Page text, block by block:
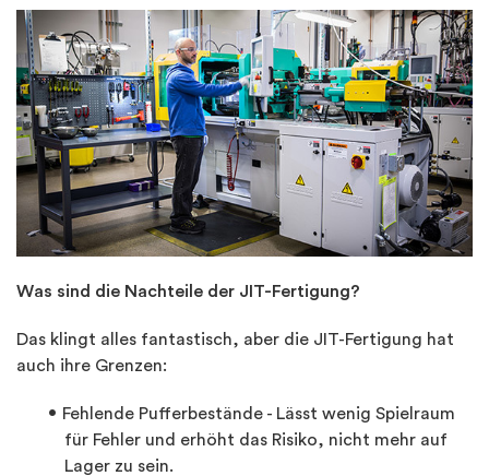
Was sind die Nachteile der JIT-Fertigung?
Das klingt alles fantastisch, aber die JIT-Fertigung hat
auch ihre Grenzen:
Fehlende Pufferbestände - Lässt wenig Spielraum
für Fehler und erhöht das Risiko, nicht mehr auf
Lager zu sein.